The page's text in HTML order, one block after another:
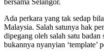
Ada perkara yang tak sedap
Malaysia. Salah satunya hak
dipegang oleh salah satu
bukannya nyanyian ‘template’